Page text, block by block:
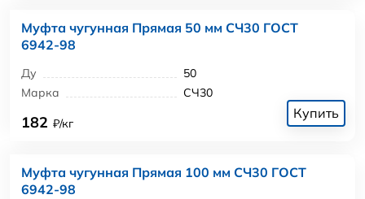
Муфта чугунная Прямая 50 мм СЧ30 ГОСТ
6942-98
Ду
50
Марка
СЧ30
182 ₽/кг
Купить
Муфта чугунная Прямая 100 мм СЧ30 ГОСТ
6942-98